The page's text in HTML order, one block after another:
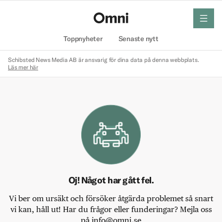
Toppnyheter Senaste nytt
meny
Schibsted News Media AB är ansvarig för dina data på denna webbplats.
Läs mer här
Oj! Något har gått fel.
Vi ber om ursäkt och försöker åtgärda problemet så snart
vi kan, håll ut! Har du frågor eller funderingar? Mejla oss